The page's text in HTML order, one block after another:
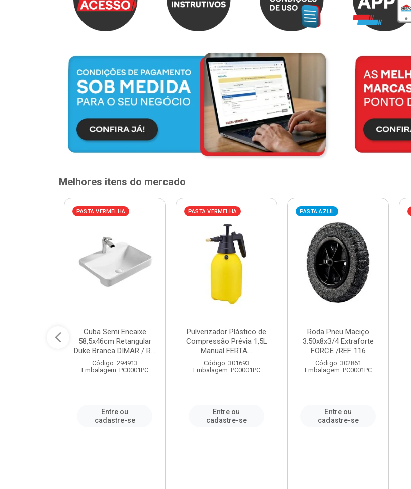
Melhores itens do mercado
PASTA VERMELHA
Cuba Semi Encaixe
58,5x46cm Retangular
Duke Branca DIMAR / R...
Código: 294913
Embalagem: PC0001PC
Entre ou
cadastre-se
PASTA VERMELHA
Pulverizador Plástico de
Compressão Prévia 1,5L
Manual FERTA...
Código: 301693
Embalagem: PC0001PC
Entre ou
cadastre-se
PASTA AZUL
Roda Pneu Maciço
3.50x8x3/4 Extraforte
FORCE /REF. 116
Código: 302861
Embalagem: PC0001PC
Entre ou
cadastre-se